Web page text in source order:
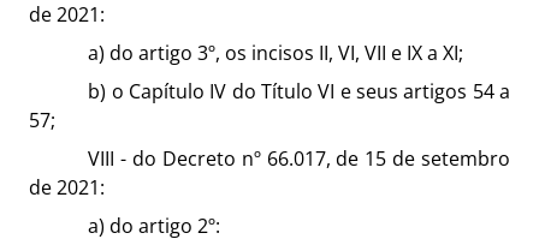
de 2021:
a) do artigo 3º, os incisos II, VI, VII e IX a XI;
b) o Capítulo IV do Título VI e seus artigos 54 a
57;
VIII - do Decreto nº 66.017, de 15 de setembro
de 2021:
a) do artigo 2º: